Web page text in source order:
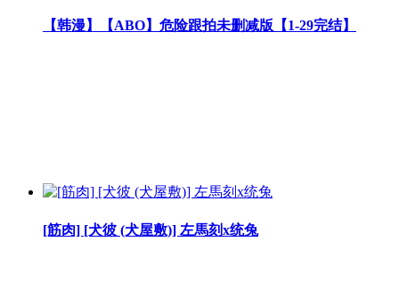
【韩漫】【ABO】危险跟拍未删减版【1-29完结】
[筋肉] [犬彼 (犬屋敷)] 左馬刻x统兔